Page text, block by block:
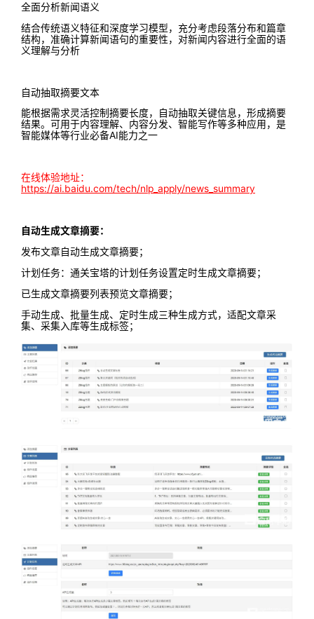
全面分析新闻语义
结合传统语义特征和深度学习模型，充分考虑段落分布和篇章
结构，准确计算新闻语句的重要性，对新闻内容进行全面的语
义理解与分析
自动抽取摘要文本
能根据需求灵活控制摘要长度，自动抽取关键信息，形成摘要
结果。可用于内容理解、内容分发、智能写作等多种应用，是
智能媒体等行业必备AI能力之一
在线体验地址：
https://ai.baidu.com/tech/nlp_apply/news_summary
自动生成文章摘要：
发布文章自动生成文章摘要；
计划任务：通关宝塔的计划任务设置定时生成文章摘要；
已生成文章摘要列表预览文章摘要；
手动生成、批量生成、定时生成三种生成方式，适配文章采
集、采集入库等生成标签；